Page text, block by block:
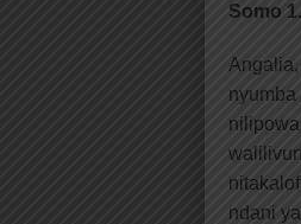
Somo
ndani